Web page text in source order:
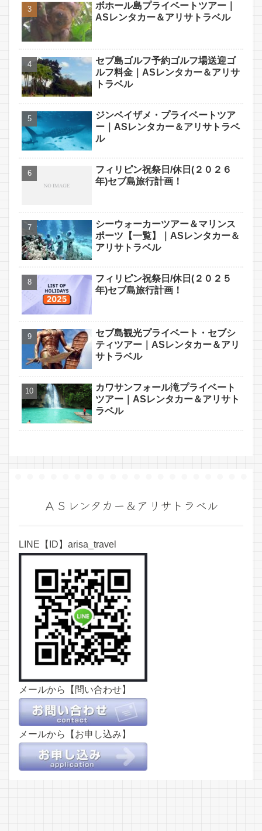
ボホール島プライベートツアー｜
ASレンタカー＆アリサトラベル
セブ島ゴルフ予約ゴルフ場送迎ゴ
ルフ料金｜ASレンタカー＆アリサ
トラベル
ジンベイザメ・プライベートツア
ー｜ASレンタカー＆アリサトラベ
ル
フィリピン祝祭日/休日(２０２６
年)セブ島旅行計画！
シーウォーカーツアー＆マリンス
ポーツ【一覧】｜ASレンタカー＆
アリサトラベル
フィリピン祝祭日/休日(２０２５
年)セブ島旅行計画！
セブ島観光プライベート・セブシ
ティツアー｜ASレンタカー＆アリ
サトラベル
カワサンフォール滝プライベート
ツアー｜ASレンタカー＆アリサト
ラベル
ＡＳレンタカー＆アリサトラベル
LINE【ID】arisa_travel
メールから【問い合わせ】
メールから【お申し込み】